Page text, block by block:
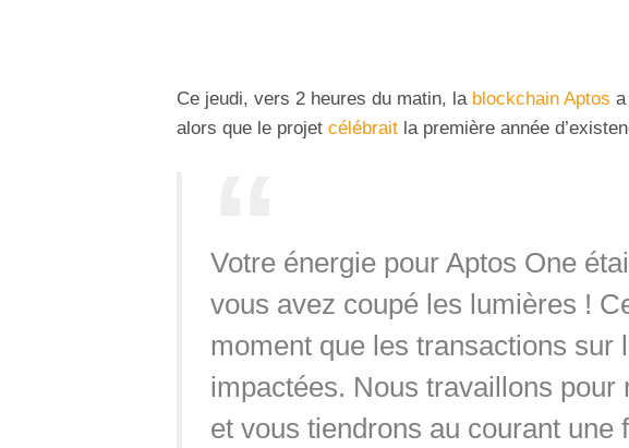
Ce jeudi, vers 2 heures du matin, la blockchain Aptos
alors que le projet célébrait la première année
Votre énergie pour Aptos One
vous avez coupé les lumières !
moment que les transactions sur
impactées. Nous travaillons pour
et vous tiendrons au courant une